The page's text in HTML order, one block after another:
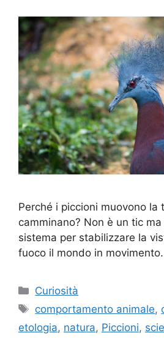
Perché i piccioni muovono la
camminano? Non è un tic
sistema per stabilizzare la
fuoco il mondo in movimento.
Categorie
Curiosità
Tag
comportamento animale,
etologia, natura, Piccioni,